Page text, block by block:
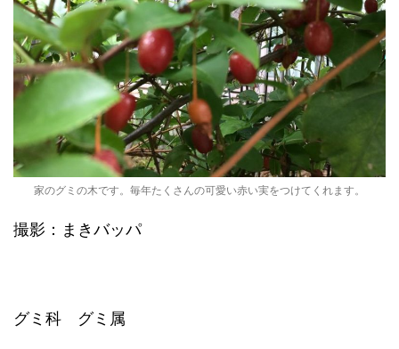
家のグミの木です。毎年たくさんの可愛い赤い実をつけてくれます。
撮影：まきバッパ
グミ科 グミ属